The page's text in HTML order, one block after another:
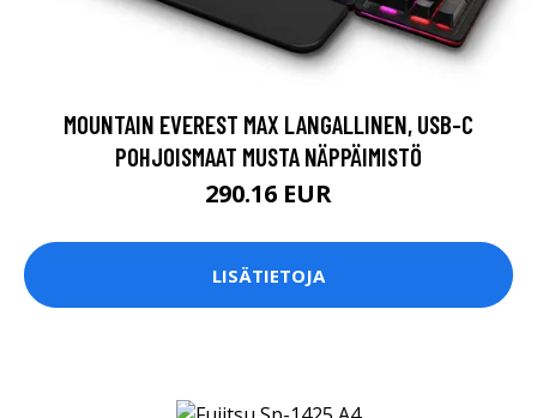
MOUNTAIN EVEREST MAX LANGALLINEN, USB-C
POHJOISMAAT MUSTA NÄPPÄIMISTÖ
290.16 EUR
LISÄTIETOJA